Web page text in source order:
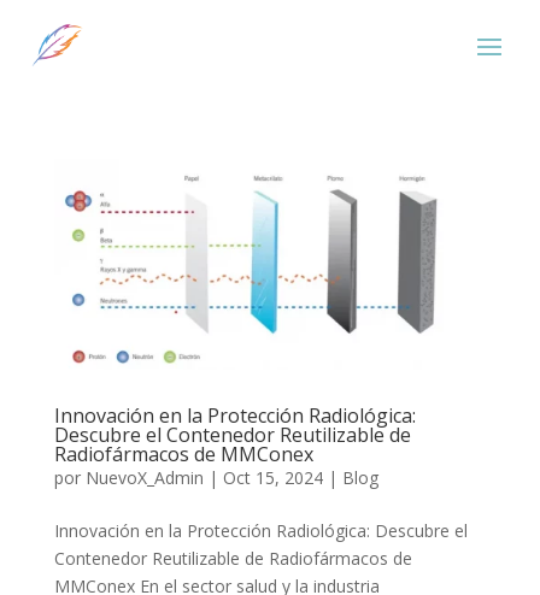
Innovación en la Protección Radiológica:
Descubre el Contenedor Reutilizable de
Radiofármacos de MMConex
por NuevoX_Admin | Oct 15, 2024| Blog
Innovación en la Protección Radiológica: Descubre el
Contenedor Reutilizable de Radiofármacos de
MMConex En el sector salud y la industria